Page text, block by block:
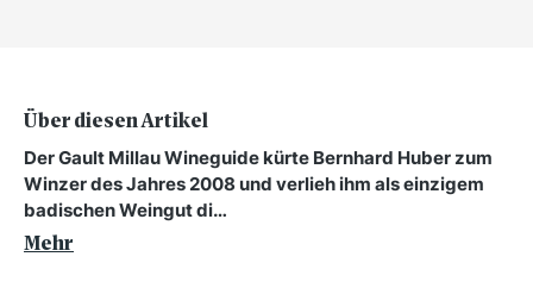
Über diesen Artikel
Der Gault Millau Wineguide kürte Bernhard Huber zum
Winzer des Jahres 2008 und verlieh ihm als einzigem
badischen Weingut di…
Mehr